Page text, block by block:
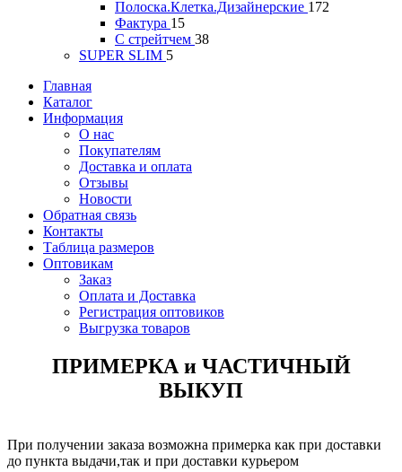
Полоска.Клетка.Дизайнерские 172
Фактура 15
С стрейтчем 38
SUPER SLIM 5
Главная
Каталог
Информация
О нас
Покупателям
Доставка и оплата
Отзывы
Новости
Обратная связь
Контакты
Таблица размеров
Оптовикам
Заказ
Оплата и Доставка
Регистрация оптовиков
Выгрузка товаров
ПРИМЕРКА и ЧАСТИЧНЫЙ
ВЫКУП
При получении заказа возможна примерка как при доставки
до пункта выдачи,так и при доставки курьером